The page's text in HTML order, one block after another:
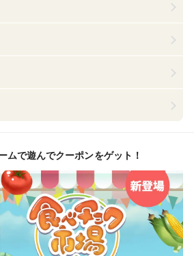
ムで遊んでクーポンをゲット！